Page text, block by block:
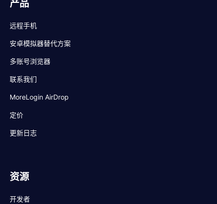
产品
远程手机
安卓模拟器替代方案
多账号浏览器
联系我们
MoreLogin AirDrop
定价
更新日志
资源
开发者